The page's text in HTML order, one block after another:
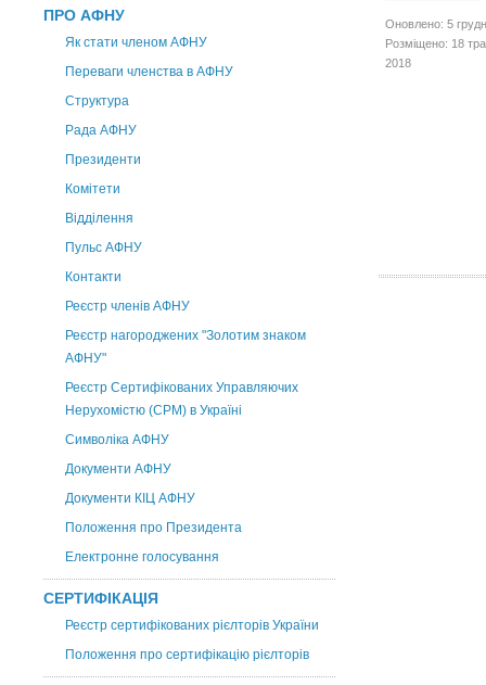
ПРО АФНУ
Як стати членом АФНУ
Переваги членства в АФНУ
Структура
Рада АФНУ
Президенти
Комітети
Відділення
Пульс АФНУ
Контакти
Реєстр членів АФНУ
Реєстр нагороджених "Золотим знаком
АФНУ"
Реєстр Сертифікованих Управляючих
Нерухомістю (CPM) в Україні
Символіка АФНУ
Документи АФНУ
Документи КІЦ АФНУ
Положення про Президента
Електронне голосування
СЕРТИФІКАЦІЯ
Реєстр сертифікованих рієлторів України
Положення про сертифікацію рієлторів
Оновлено: 5
Розміщено: 18
2018